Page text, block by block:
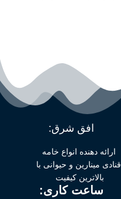
افق شرق:
ارائه دهنده انواع خامه
قنادی مینارین و حیوانی با
بالاترین کیفیت
ساعت کاری: